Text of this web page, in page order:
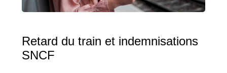
Retard du train et indemnisations
SNCF